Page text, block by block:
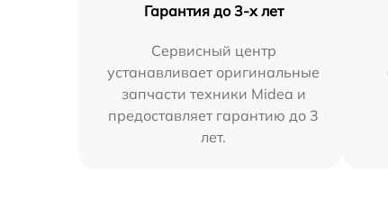
Гарантия до 3-х лет
Сервисный центр
устанавливает оригинальные
запчасти техники Midea и
предоставляет гарантию до 3
лет.